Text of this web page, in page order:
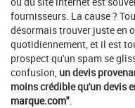
fournisseurs. La cause ?
désormais trouver juste en
quotidiennement, et il est
prospect qu'un spam se
confusion, un devis
moins crédible qu'un devis
marque.com".